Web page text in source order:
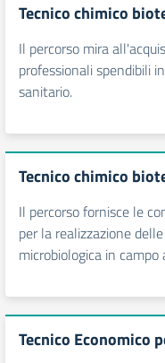
Tecnico chimico
Il percorso mira
professionali spendibili
sanitario.
Tecnico chimico
Il percorso fornisce le
per la realizzazione
microbiologica in
Tecnico Economico